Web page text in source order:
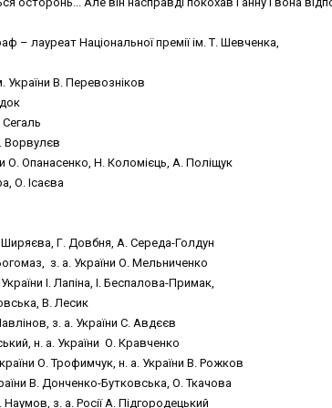
– лауреат Національної премії ім. Т. Шевченка,
України В. Перевозніков
Ворвулєв
О. Опанасенко, Н. Коломієць, А. Поліщук
О. Ісаєва
Ширяєва, Г. Довбня, А. Середа-Голдун
з. а. України О. Мельниченко
І. Лапіна, І. Беспалова-Примак,
В. Лесик
з. а. України С. Авдєєв
н. а. України О. Кравченко
О. Трофимчук, н. а. України В. Рожков
В. Донченко-Бутковська, О. Ткачова
з. а. Росії А. Підгородецький